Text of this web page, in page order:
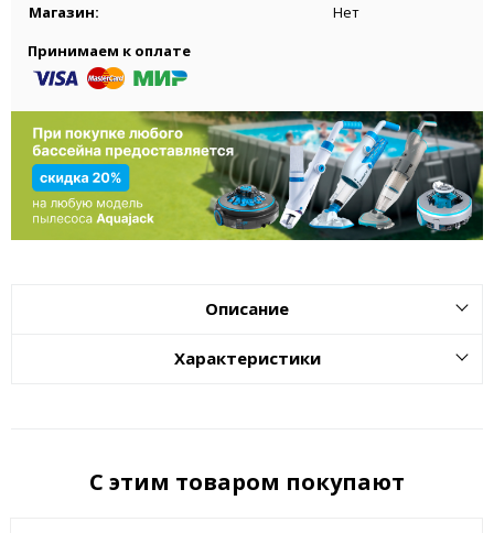
Магазин:
Нет
Принимаем к оплате
Описание
Характеристики
С этим товаром покупают